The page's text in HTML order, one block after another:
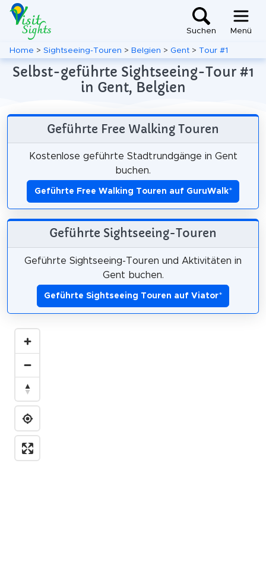
Suchen Menü
Home > Sightseeing-Touren > Belgien > Gent > Tour #1
Selbst-geführte Sightseeing-Tour #1
in Gent, Belgien
Geführte Free Walking Touren
Kostenlose geführte Stadtrundgänge in Gent
buchen.
Geführte Free Walking Touren auf GuruWalk*
Geführte Sightseeing-Touren
Geführte Sightseeing-Touren und Aktivitäten in
Gent buchen.
Geführte Sightseeing Touren auf Viator*